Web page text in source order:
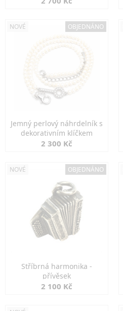
NOVÉ OBJEDNÁNO
Jemný perlový náhrdelník s
dekorativním klíčkem
2 300 Kč
NOVÉ OBJEDNÁNO
Stříbrná harmonika -
přívěsek
2 100 Kč